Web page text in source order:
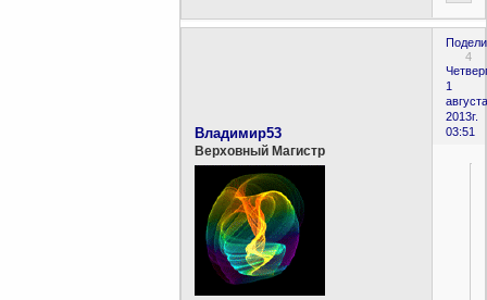
4
1
2013г.
03:51
Владимир53
Верховный Магистр